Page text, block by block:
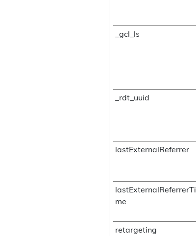
_gcl_ls
_rdt_uuid
lastExternalReferrer
lastExternalReferrerTi
me
retargeting